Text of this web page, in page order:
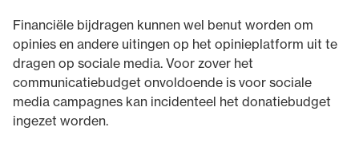
Financiële bijdragen kunnen wel benut worden om
opinies en andere uitingen op het opinieplatform uit te
dragen op sociale media. Voor zover het
communicatiebudget onvoldoende is voor sociale
media campagnes kan incidenteel het donatiebudget
ingezet worden.